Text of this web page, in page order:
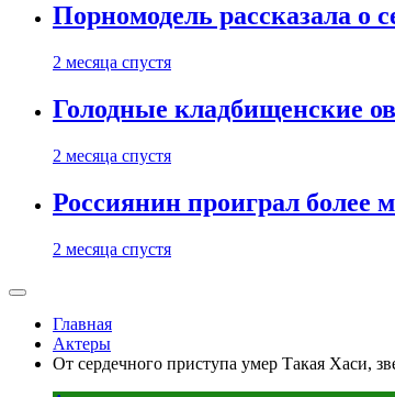
Порномодель рассказала о
2 месяца спустя
Голодные кладбищенские
2 месяца спустя
Россиянин проиграл более
2 месяца спустя
Главная
Актеры
От сердечного приступа умер Такая Хаси,